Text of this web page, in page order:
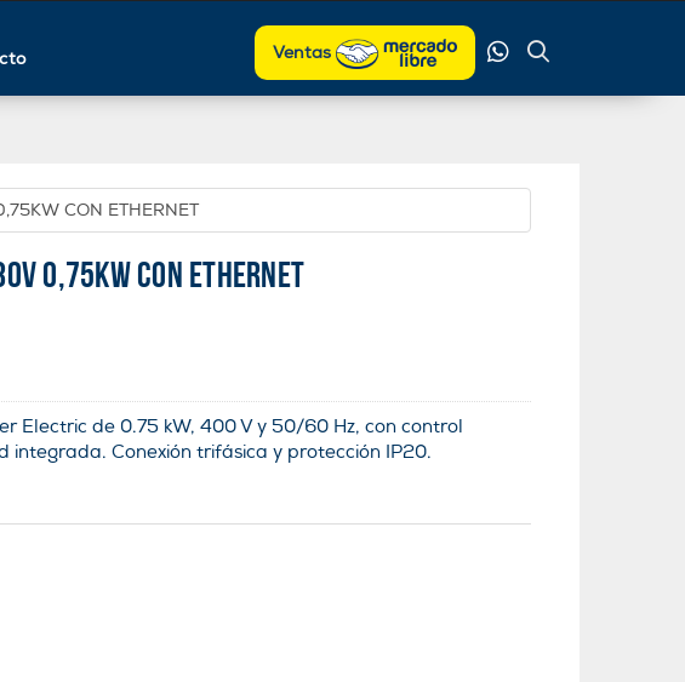
Ventas
CON ETHERNET
0,75KW CON ETHERNET
Electric de 0.75 kW, 400 V y 50/60 Hz, con control
Conexión trifásica y protección IP20.